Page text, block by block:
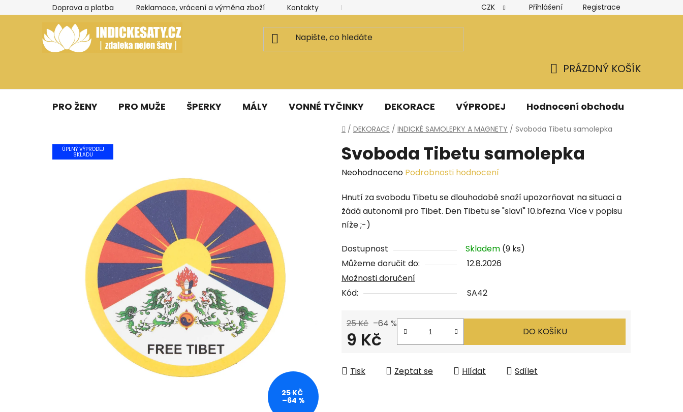
na
Doprava a platba Reklamace, vrácení a výměna zboží Kontakty Kancelář a ateliér Hodnocení obchodu Obchodní podmínky
CZK Přihlášení Registrace
KOŠÍK
PRÁZDNÝ KOŠÍK
PRO ŽENY PRO MUŽE ŠPERKY MÁLY VONNÉ TYČINKY DEKORACE VÝPRODEJ Hodnocení obchodu
Domů
/ DEKORACE / INDICKÉ SAMOLEPKY A MAGNETY / Svoboda Tibetu samolepka
Svoboda Tibetu samolepka
Průměrné
produktu
je
0,0
5
hvězdiček.
Neohodnoceno Podrobnosti hodnocení
Hnutí za svobodu Tibetu se dlouhodobě snaží upozorňovat na situaci a
žádá autonomii pro Tibet. Den Tibetu se "slaví" 10.března. Více v popisu
níže ;-)
Dostupnost Skladem (9 ks)
Můžeme doručit do:
12.8.2026
Možnosti doručení
Kód:
SA42
25 Kč –64 %
9 Kč DO KOŠÍKU
Tisk Zeptat se Hlídat Sdílet
ÚPLNÝ VÝPRODEJ
SKLADU
25 KČ
–64 %